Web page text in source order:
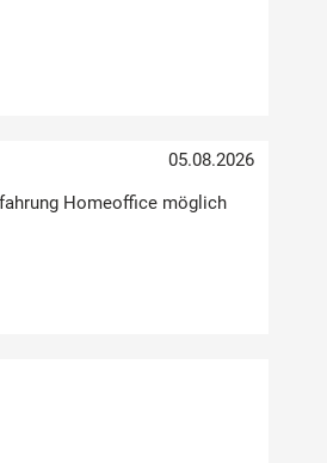
05.08.2026
Homeoffice möglich